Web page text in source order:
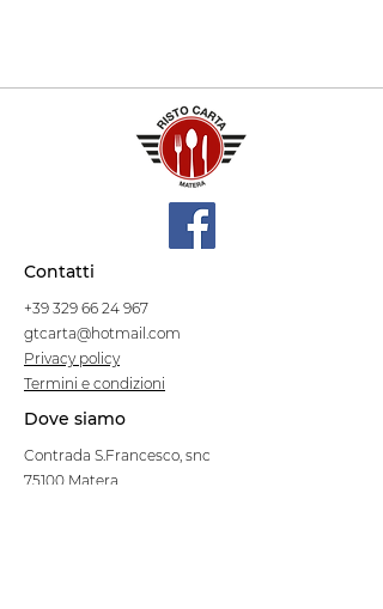
Contatti
+39 329 66 24 967
gtcarta@hotmail.com
Privacy policy
Termini e condizioni
Dove siamo
Contrada S.Francesco, snc
75100 Matera